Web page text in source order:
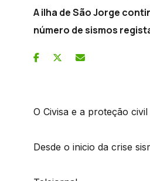
A ilha de São Jorge
número de sismos
O Civisa e a proteção
Desde o inicio da crise